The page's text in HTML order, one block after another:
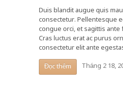
Duis blandit augue quis
consectetur. Pellentesque
congue orci, et sagittis ante
Cras luctus erat ac purus
consectetur elit ante
Đọc thêm Tháng 2 18,